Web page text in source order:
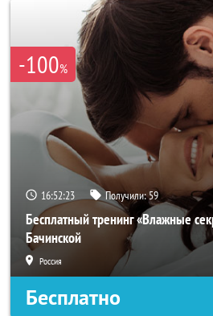
-100%
16:52:22 Получили:59
Бесплатный тренинг «Влажные
Бачинской
Россия
Бесплатно